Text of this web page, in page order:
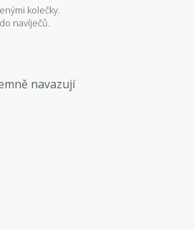
kolečky.
navíječů.
navazují